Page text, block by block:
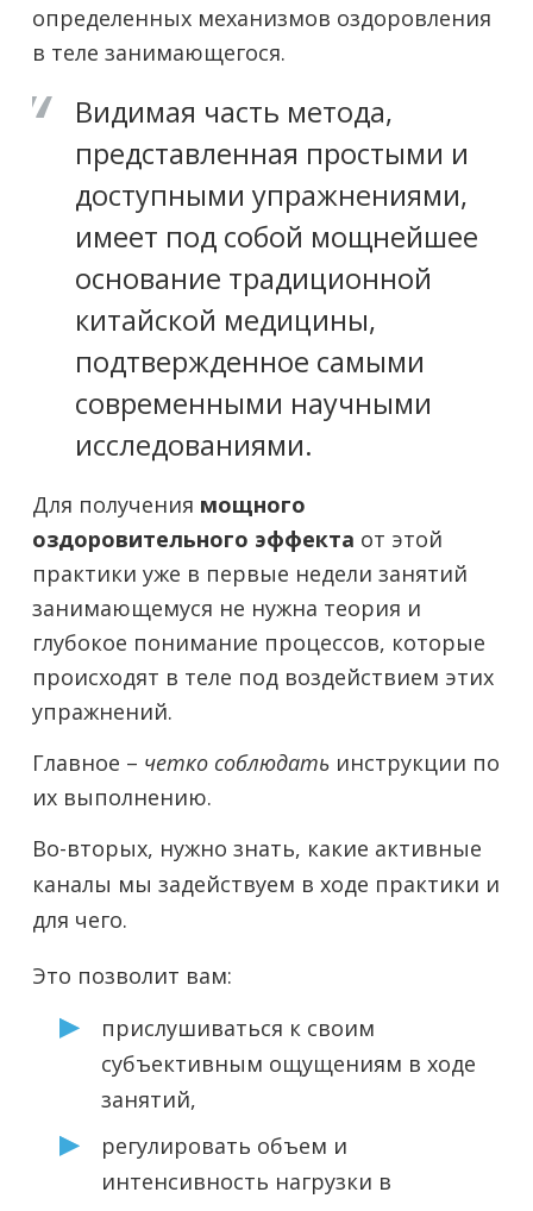
определенных механизмов оздоровления
в теле занимающегося.
Видимая часть метода,
представленная простыми и
доступными упражнениями,
имеет под собой мощнейшее
основание традиционной
китайской медицины,
подтвержденное самыми
современными научными
исследованиями.
Для получения мощного
оздоровительного эффекта от этой
практики уже в первые недели занятий
занимающемуся не нужна теория и
глубокое понимание процессов, которые
происходят в теле под воздействием этих
упражнений.
Главное – четко соблюдать инструкции по
их выполнению.
Во-вторых, нужно знать, какие активные
каналы мы задействуем в ходе практики и
для чего.
Это позволит вам:
прислушиваться к своим
субъективным ощущениям в ходе
занятий,
регулировать объем и
интенсивность нагрузки в